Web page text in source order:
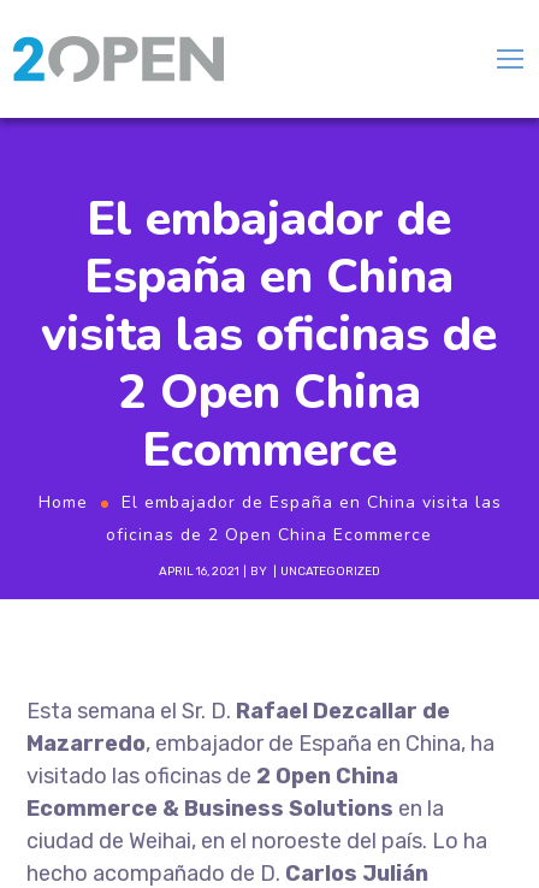
El embajador de
España en China
visita las oficinas de
2 Open China
Ecommerce
Home
El embajador de España en China visita las
oficinas de 2 Open China Ecommerce
APRIL 16, 2021 BY UNCATEGORIZED
Esta semana el Sr. D. Rafael Dezcallar de
Mazarredo, embajador de España en China, ha
visitado las oficinas de 2 Open China
Ecommerce & Business Solutions en la
ciudad de Weihai, en el noroeste del país. Lo ha
hecho acompañado de D. Carlos Julián